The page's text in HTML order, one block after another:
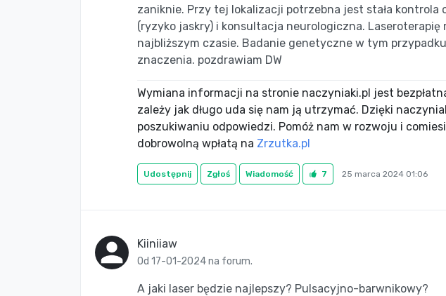
zaniknie. Przy tej lokalizacji potrzebna jest stała
(ryzyko jaskry) i konsultacja neurologiczna. Laseroterapię
najbliższym czasie. Badanie genetyczne w tym
znaczenia. pozdrawiam DW
Wymiana informacji na stronie naczyniaki.pl jest
zależy jak długo uda się nam ją utrzymać. Dzięki
poszukiwaniu odpowiedzi. Pomóż nam w rozwoju i
dobrowolną wpłatą na Zrzutka.pl
Udostępnij Zgłoś Wiadomość 7 25 marca 2024 01:06
Kiiniiaw
Od 17-01-2024 na forum.
A jaki laser będzie najlepszy? Pulsacyjno-barwnikowy?